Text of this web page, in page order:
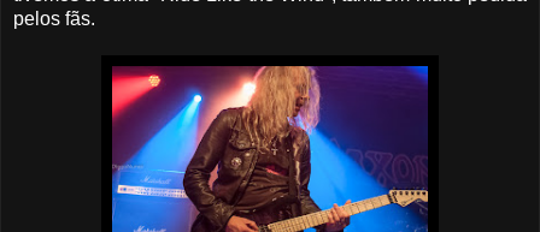
pelos fãs.